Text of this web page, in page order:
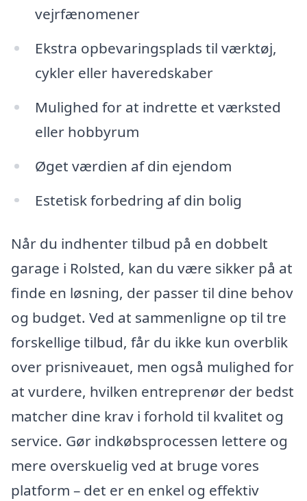
vejrfænomener
Ekstra opbevaringsplads til værktøj,
cykler eller haveredskaber
Mulighed for at indrette et værksted
eller hobbyrum
Øget værdien af din ejendom
Estetisk forbedring af din bolig
Når du indhenter tilbud på en dobbelt
garage i Rolsted, kan du være sikker på at
finde en løsning, der passer til dine behov
og budget. Ved at sammenligne op til tre
forskellige tilbud, får du ikke kun overblik
over prisniveauet, men også mulighed for
at vurdere, hvilken entreprenør der bedst
matcher dine krav i forhold til kvalitet og
service. Gør indkøbsprocessen lettere og
mere overskuelig ved at bruge vores
platform – det er en enkel og effektiv